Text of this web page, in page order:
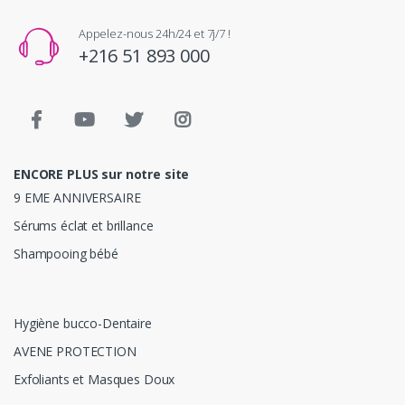
Appelez-nous 24h/24 et 7j/7 !
+216 51 893 000
ENCORE PLUS sur notre site
9 EME ANNIVERSAIRE
Sérums éclat et brillance
Shampooing bébé
Hygiène bucco-Dentaire
AVENE PROTECTION
Exfoliants et Masques Doux